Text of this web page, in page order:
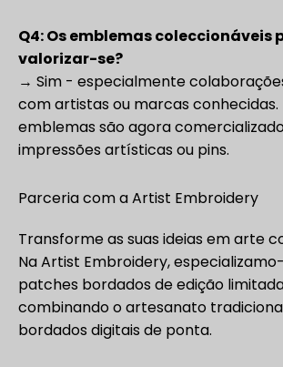
Q4: Os emblemas coleccionáveis
valorizar-se?
→ Sim - especialmente
com artistas ou marcas conhecidas.
emblemas são agora
impressões artísticas ou pins.
Parceria com a Artist Embroidery
Transforme as suas ideias em arte
Na Artist Embroidery,
patches bordados de edição
combinando o artesanato
bordados digitais de ponta.